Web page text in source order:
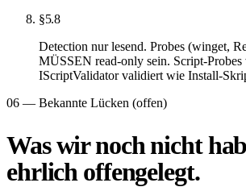
§5.8
Detection nur lesend. Probes (winget,
MÜSSEN read-only sein. Script-Probes
IScriptValidator validiert wie Install-
06 — Bekannte Lücken (offen)
Was wir noch nicht
ehrlich offengelegt.